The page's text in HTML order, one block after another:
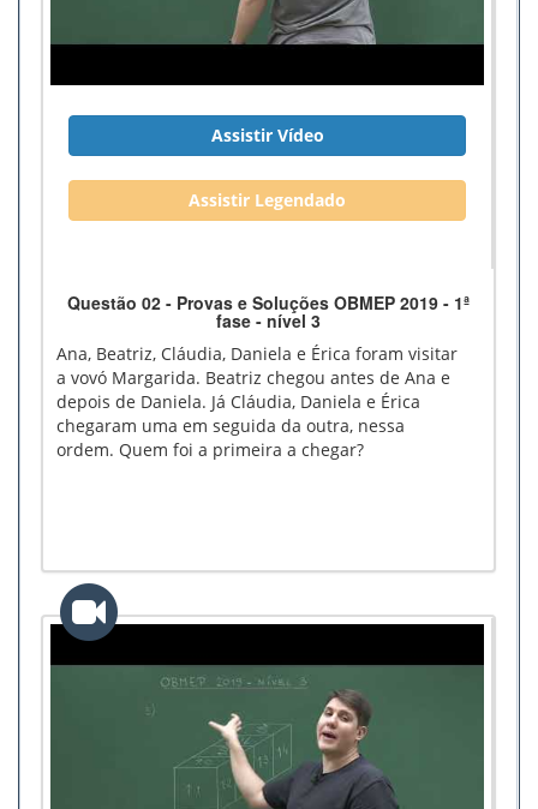
Assistir Vídeo
Assistir Legendado
Questão 02 - Provas e Soluções OBMEP 2019 - 1ª
fase - nível 3
Ana, Beatriz, Cláudia, Daniela e Érica foram visitar
a vovó Margarida. Beatriz chegou antes de Ana e
depois de Daniela. Já Cláudia, Daniela e Érica
chegaram uma em seguida da outra, nessa
ordem. Quem foi a primeira a chegar?